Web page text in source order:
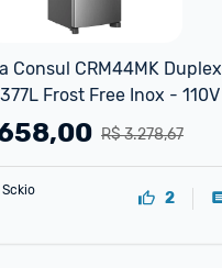
Consul CRM44MK Duplex
Frost Free Inox - 110V
R$ 3.278,67
2